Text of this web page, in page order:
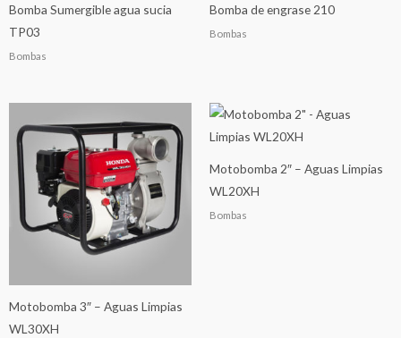
Bomba Sumergible agua sucia
TP03
Bombas
Bomba de engrase 210
Bombas
Motobomba 3″ – Aguas Limpias
WL30XH
Motobomba 2″ – Aguas Limpias
WL20XH
Bombas